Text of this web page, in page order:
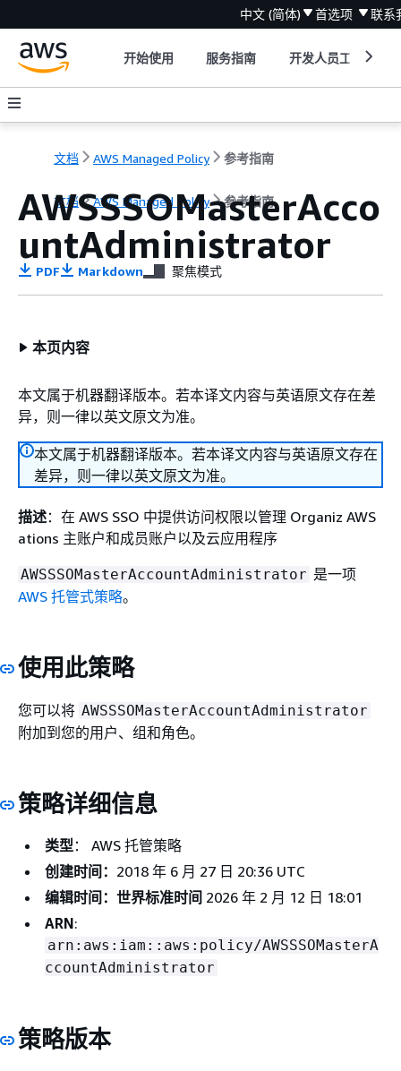
中文 (简体) 首选项 联系
开始使用 服务指南 开发人员工具
文档 AWS Managed Policy 参考指南
文档 AWS Managed Policy 参考指南
AWSSSOMasterAcco
untAdministrator
PDF Markdown 聚焦模式
本页内容
本文属于机器翻译版本。若本译文内容与英语原文存在差
异，则一律以英文原文为准。
本文属于机器翻译版本。若本译文内容与英语原文存在
差异，则一律以英文原文为准。
描述：在 AWS SSO 中提供访问权限以管理 Organiz AWS
ations 主账户和成员账户以及云应用程序
AWSSSOMasterAccountAdministrator 是一项
AWS 托管式策略。
使用此策略
您可以将 AWSSSOMasterAccountAdministrator
附加到您的用户、组和角色。
策略详细信息
类型： AWS 托管策略
创建时间： 2018 年 6 月 27 日 20:36 UTC
编辑时间：世界标准时间 2026 年 2 月 12 日 18:01
ARN:
arn:aws:iam::aws:policy/AWSSSOMasterA
ccountAdministrator
策略版本